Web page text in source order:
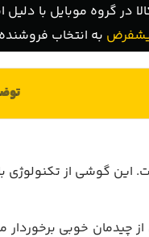
در گروه موبایل با
به انتخاب
گوشی از تکنولوژی